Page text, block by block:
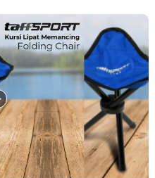
digunakan untuk camping,
ruangan. Desainnya yang
fleksibel untuk berbagai
aktivitas.
produk ini:
Mancing Portable Oxford